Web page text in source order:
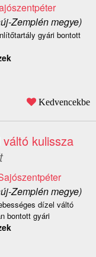
Zemplén megye)
gyári bontott
Kedvencekbe
kulissza
Zemplén megye)
dízel váltó
bontott gyári